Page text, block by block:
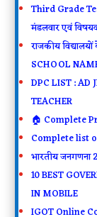
Third Grade
मंडलवार एवं
राजकीय
SCHOOL
DPC LIST : AD
TEACHER
🏠 Complete
Complete list
भारतीय जनगणना
10 BEST
IN MOBILE
IGOT Online